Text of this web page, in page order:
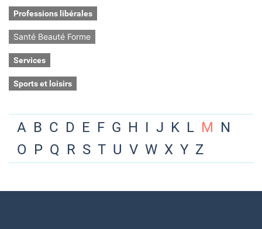
Professions libérales
Santé Beauté Forme
Services
Sports et loisirs
A B C D E F G H I J K L M N
O P Q R S T U V W X Y Z